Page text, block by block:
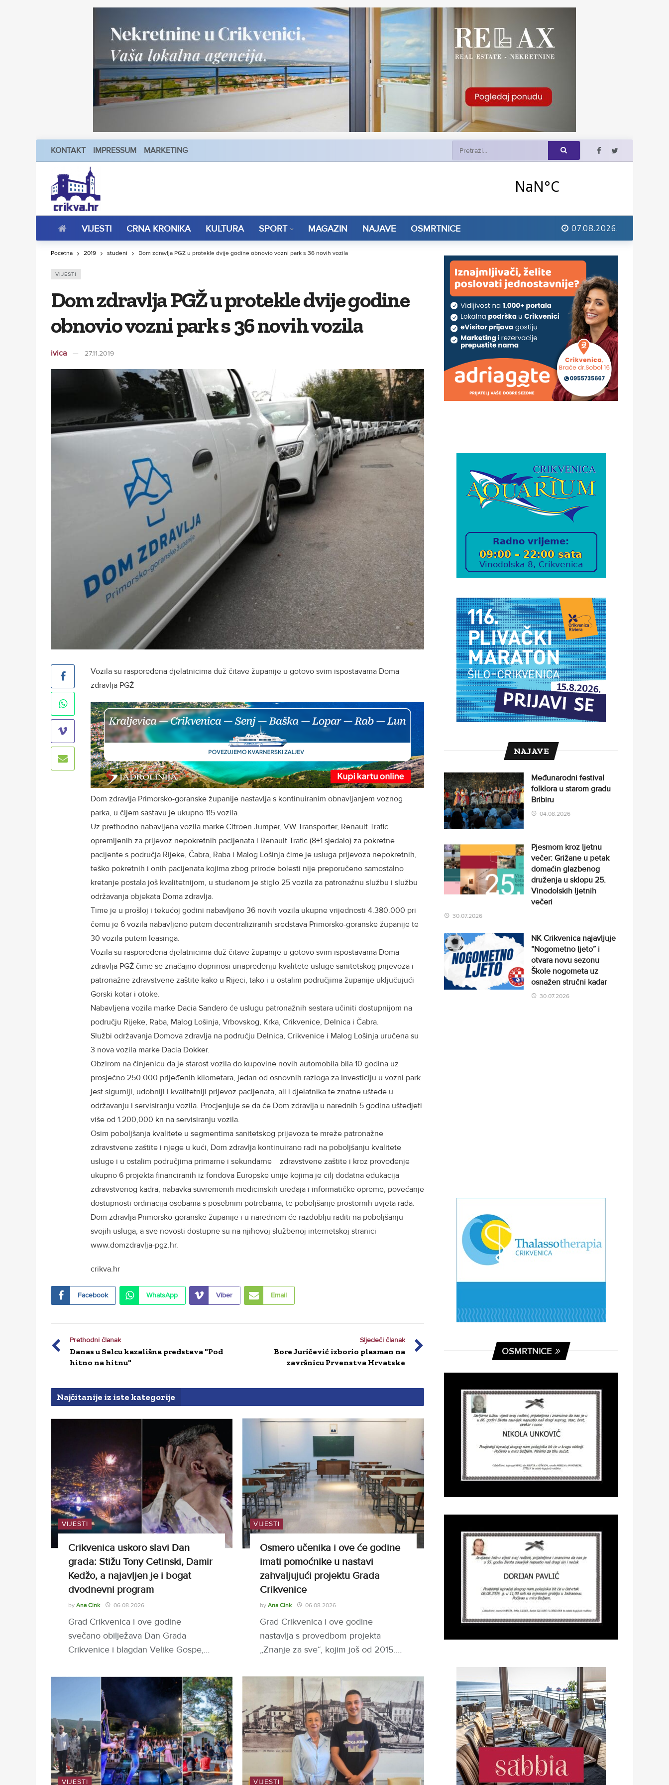
KONTAKT IMPRESSUM MARKETING
VIJESTI CRNA KRONIKA KULTURA SPORT MAGAZIN NAJAVE OSMRTNICE 07.08.2026.
Početna 2019 studeni Dom zdravlja PGŽ u protekle dvije godine obnovio vozni park s 36 novih vozila
VIJESTI
Dom zdravlja PGŽ u protekle dvije godine
obnovio vozni park s 36 novih vozila
ivica 27.11.2019
Vozila su raspoređena djelatnicima duž čitave županije u gotovo svim ispostavama Doma
zdravlja PGŽ
Dom zdravlja Primorsko-goranske županije nastavlja s kontinuiranim obnavljanjem voznog
parka, u čijem sastavu je ukupno 115 vozila.
Uz prethodno nabavljena vozila marke Citroen Jumper, VW Transporter, Renault Trafic
opremljenih za prijevoz nepokretnih pacijenata i Renault Trafic (8+1 sjedalo) za pokretne
pacijente s područja Rijeke, Čabra, Raba i Malog Lošinja čime je usluga prijevoza nepokretnih,
teško pokretnih i onih pacijenata kojima zbog prirode bolesti nije preporučeno samostalno
kretanje postala još kvalitetnijom, u studenom je stiglo 25 vozila za patronažnu službu i službu
održavanja objekata Doma zdravlja.
Time je u prošloj i tekućoj godini nabavljeno 36 novih vozila ukupne vrijednosti 4.380.000 pri
čemu je 6 vozila nabavljeno putem decentraliziranih sredstava Primorsko-goranske županije te
30 vozila putem leasinga.
Vozila su raspoređena djelatnicima duž čitave županije u gotovo svim ispostavama Doma
zdravlja PGŽ čime se značajno doprinosi unapređenju kvalitete usluge sanitetskog prijevoza i
patronažne zdravstvene zaštite kako u Rijeci, tako i u ostalim područjima županije uključujući
Gorski kotar i otoke.
Nabavljena vozila marke Dacia Sandero će uslugu patronažnih sestara učiniti dostupnijom na
području Rijeke, Raba, Malog Lošinja, Vrbovskog, Krka, Crikvenice, Delnica i Čabra.
Službi održavanja Domova zdravlja na području Delnica, Crikvenice i Malog Lošinja uručena su
3 nova vozila marke Dacia Dokker.
Obzirom na činjenicu da je starost vozila do kupovine novih automobila bila 10 godina uz
prosječno 250.000 prijeđenih kilometara, jedan od osnovnih razloga za investiciju u vozni park
jest sigurniji, udobniji i kvalitetniji prijevoz pacijenata, ali i djelatnika te znatne uštede u
održavanju i servisiranju vozila. Procjenjuje se da će Dom zdravlja u narednih 5 godina uštedjeti
više od 1.200,000 kn na servisiranju vozila.
Osim poboljšanja kvalitete u segmentima sanitetskog prijevoza te mreže patronažne
zdravstvene zaštite i njege u kući, Dom zdravlja kontinuirano radi na poboljšanju kvalitete
usluge i u ostalim područjima primarne i sekundarne zdravstvene zaštite i kroz provođenje
ukupno 6 projekta financiranih iz fondova Europske unije kojima je cilj dodatna edukacija
zdravstvenog kadra, nabavka suvremenih medicinskih uređaja i informatičke opreme, povećanje
dostupnosti ordinacija osobama s posebnim potrebama, te poboljšanje prostornih uvjeta rada.
Dom zdravlja Primorsko-goranske županije i u narednom će razdoblju raditi na poboljšanju
svojih usluga, a sve novosti dostupne su na njihovoj službenoj internetskoj stranici
www.domzdravlja-pgz.hr.
crikva.hr
Facebook WhatsApp Viber Email
Prethodni članak
Danas u Selcu kazališna predstava "Pod
hitno na hitnu"
Sljedeći članak
Bore Juričević izborio plasman na
završnicu Prvenstva Hrvatske
Najčitanije iz iste kategorije
VIJESTI
Crikvenica uskoro slavi Dan
grada: Stižu Tony Cetinski, Damir
Kedžo, a najavljen je i bogat
dvodnevni program
by Ana Cink 06.08.2026
Grad Crikvenica i ove godine
svečano obilježava Dan Grada
Crikvenice i blagdan Velike Gospe,…
VIJESTI
Osmero učenika i ove će godine
imati pomoćnike u nastavi
zahvaljujući projektu Grada
Crikvenice
by Ana Cink 06.08.2026
Grad Crikvenica i ove godine
nastavlja s provedbom projekta
„Znanje za sve“, kojim još od 2015.…
VIJESTI VIJESTI
NAJAVE
Međunarodni festival
folklora u starom gradu
Bribiru
04.08.2026
Pjesmom kroz ljetnu
večer: Grižane u petak
domaćin glazbenog
druženja u sklopu 25.
Vinodolskih ljetnih
večeri
30.07.2026
NK Crikvenica najavljuje
“Nogometno ljeto” i
otvara novu sezonu
Škole nogometa uz
osnažen stručni kadar
30.07.2026
OSMRTNICE